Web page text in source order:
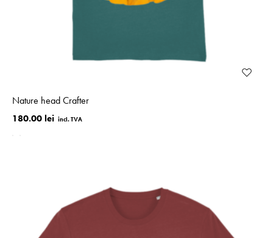
Nature head Crafter
180.00 lei